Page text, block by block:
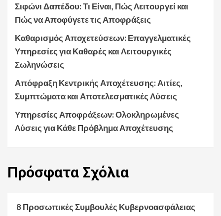
Σιφώνι Δαπέδου: Τι Είναι, Πώς Λειτουργεί και
Πώς να Αποφύγετε τις Αποφράξεις
Καθαρισμός Αποχετεύσεων: Επαγγελματικές
Υπηρεσίες για Καθαρές και Λειτουργικές
Σωληνώσεις
Απόφραξη Κεντρικής Αποχέτευσης: Αιτίες,
Συμπτώματα και Αποτελεσματικές Λύσεις
Υπηρεσίες Αποφράξεων: Ολοκληρωμένες
Λύσεις για Κάθε Πρόβλημα Αποχέτευσης
Πρόσφατα Σχόλια
8 Προσωπικές Συμβουλές Κυβερνοασφάλειας